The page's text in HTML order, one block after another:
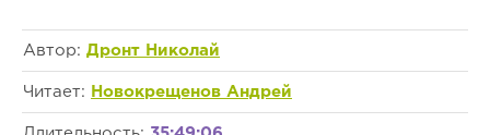
Автор: Дронт Николай
Читает: Новокрещенов Андрей